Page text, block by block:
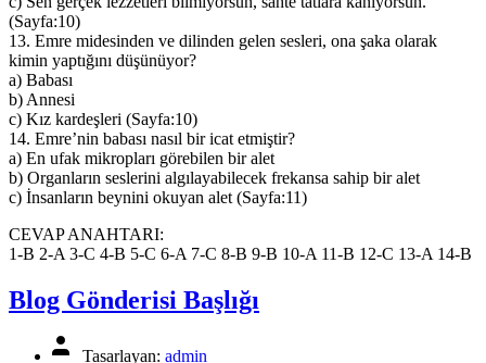
(Sayfa:10)
13. Emre midesinden ve dilinden gelen sesleri, ona şaka olarak
kimin yaptığını düşünüyor?
a) Babası
b) Annesi
c) Kız kardeşleri (Sayfa:10)
14. Emre’nin babası nasıl bir icat etmiştir?
a) En ufak mikropları görebilen bir alet
b) Organların seslerini algılayabilecek frekansa sahip bir alet
c) İnsanların beynini okuyan alet (Sayfa:11)
CEVAP ANAHTARI:
1-B 2-A 3-C 4-B 5-C 6-A 7-C 8-B 9-B 10-A 11-B 12-C 13-A 14-B
Blog Gönderisi Başlığı
Yazının
Tasarlayan: admin